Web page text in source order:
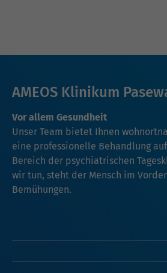
AMEOS Klinikum
Vor allem Gesundheit
Unser Team bietet Ihnen
eine professionelle Behandlung
Bereich der psychiatrischen
wir tun, steht der Mensch im
Bemühungen.